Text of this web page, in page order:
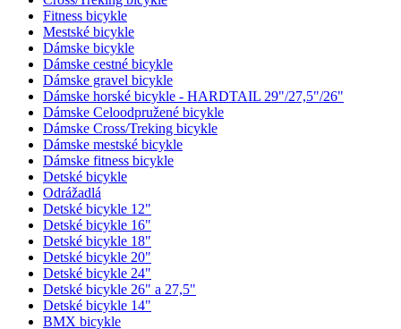
Fitness bicykle
Mestské bicykle
Dámske bicykle
Dámske cestné bicykle
Dámske gravel bicykle
Dámske horské bicykle - HARDTAIL 29"/27,5"/26"
Dámske Celoodpružené bicykle
Dámske Cross/Treking bicykle
Dámske mestské bicykle
Dámske fitness bicykle
Detské bicykle
Odrážadlá
Detské bicykle 12"
Detské bicykle 16"
Detské bicykle 18"
Detské bicykle 20"
Detské bicykle 24"
Detské bicykle 26" a 27,5"
Detské bicykle 14"
BMX bicykle